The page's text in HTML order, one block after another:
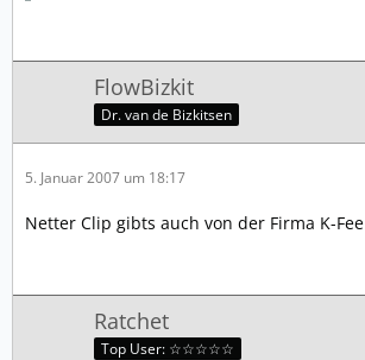
FlowBizkit
Dr. van de Bizkitsen
5. Januar 2007 um 18:17
Netter Clip gibts auch von der Firma K-Fee
Ratchet
Top User: ☆☆☆☆☆